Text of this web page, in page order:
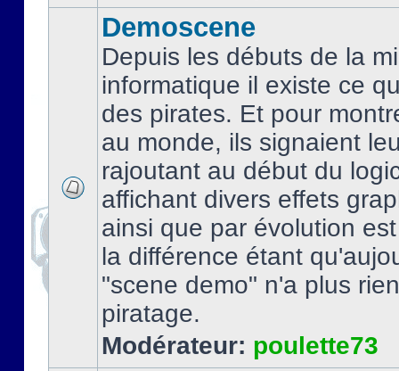
Demoscene
Depuis les débuts de la
informatique il existe ce
des pirates. Et pour
au monde, ils signaient
rajoutant au début du
affichant divers effets
ainsi que par évolution
la différence étant
"scene demo" n'a plus
piratage.
Modérateur: poulette73